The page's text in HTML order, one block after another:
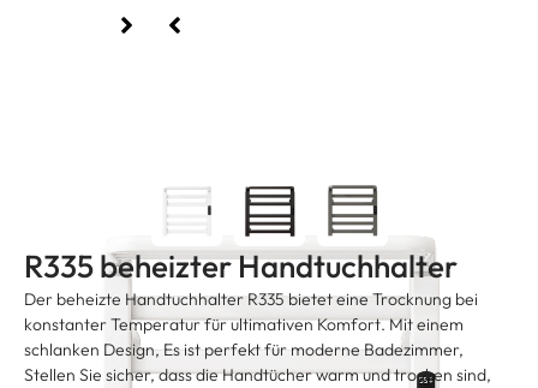
R335 beheizter Handtuchhalter
Der beheizte Handtuchhalter R335 bietet eine Trocknung bei
konstanter Temperatur für ultimativen Komfort. Mit einem
schlanken Design, Es ist perfekt für moderne Badezimmer,
Stellen Sie sicher, dass die Handtücher warm und trocken sind,